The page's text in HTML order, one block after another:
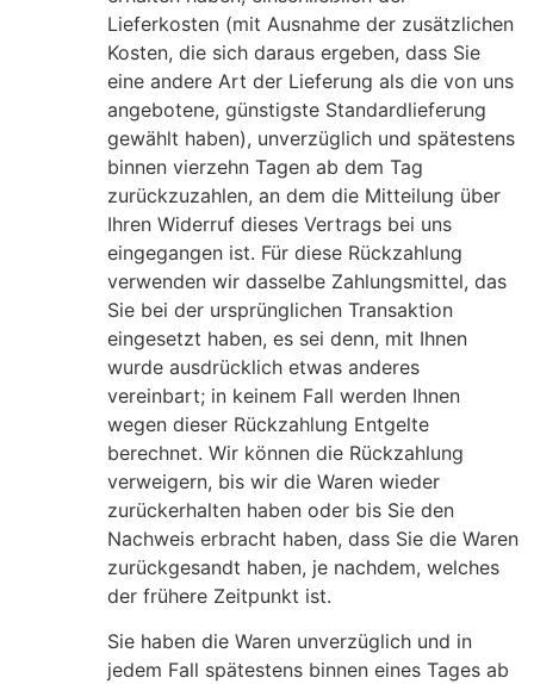
Lieferkosten (mit Ausnahme der zusätzlichen
Kosten, die sich daraus ergeben, dass Sie
eine andere Art der Lieferung als die von uns
angebotene, günstigste Standardlieferung
gewählt haben), unverzüglich und spätestens
binnen vierzehn Tagen ab dem Tag
zurückzuzahlen, an dem die Mitteilung über
Ihren Widerruf dieses Vertrags bei uns
eingegangen ist. Für diese Rückzahlung
verwenden wir dasselbe Zahlungsmittel, das
Sie bei der ursprünglichen Transaktion
eingesetzt haben, es sei denn, mit Ihnen
wurde ausdrücklich etwas anderes
vereinbart; in keinem Fall werden Ihnen
wegen dieser Rückzahlung Entgelte
berechnet. Wir können die Rückzahlung
verweigern, bis wir die Waren wieder
zurückerhalten haben oder bis Sie den
Nachweis erbracht haben, dass Sie die Waren
zurückgesandt haben, je nachdem, welches
der frühere Zeitpunkt ist.
Sie haben die Waren unverzüglich und in
jedem Fall spätestens binnen eines Tages ab